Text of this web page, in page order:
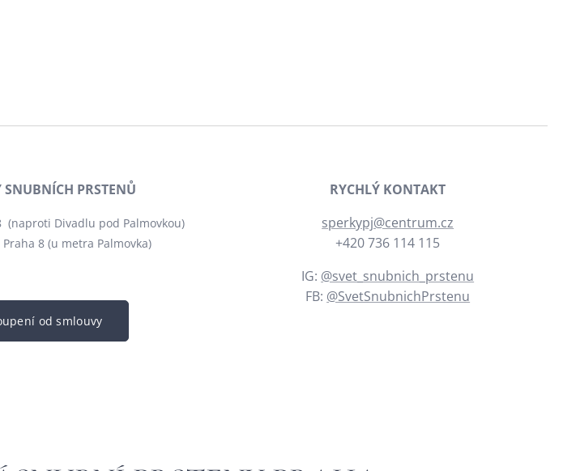
SNUBNÍCH PRSTENŮ
(naproti Divadlu pod Palmovkou)
8 (u metra Palmovka)
od smlouvy
RYCHLÝ KONTAKT
sperkypj@centrum.cz
+420 736 114 115
IG: @svet_snubnich_prstenu
FB: @SvetSnubnichPrstenu